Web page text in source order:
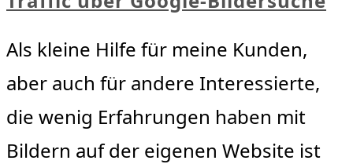
Als kleine Hilfe für meine Kunden,
aber auch für andere Interessierte,
die wenig Erfahrungen haben mit
Bildern auf der eigenen Website ist